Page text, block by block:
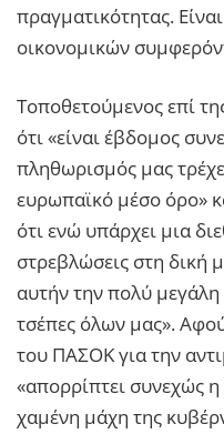
πραγματικότητας.
οικονομικών
Τοποθετούμενος επί
ότι «είναι έβδομος
πληθωρισμός μας
ευρωπαϊκό μέσο όρο»
ότι ενώ υπάρχει μια
στρεβλώσεις στη δική
αυτήν την πολύ
τσέπες όλων μας».
του ΠΑΣΟΚ για την
«απορρίπτει συνεχώς
χαμένη μάχη της